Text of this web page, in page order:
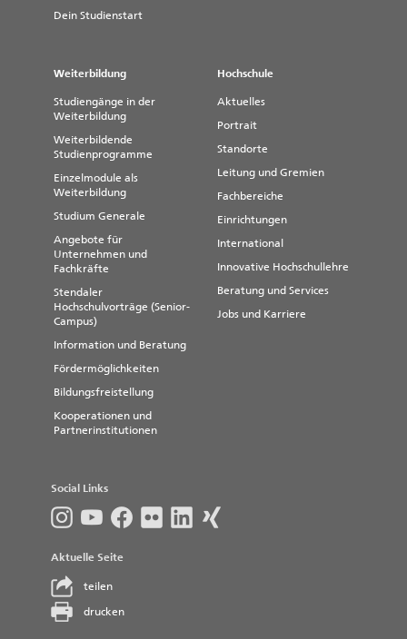
Dein Studienstart
Weiterbildung
Studiengänge in der
Weiterbildung
Weiterbildende
Studienprogramme
Einzelmodule als
Weiterbildung
Studium Generale
Angebote für
Unternehmen und
Fachkräfte
Stendaler
Hochschulvorträge (Senior-
Campus)
Information und Beratung
Fördermöglichkeiten
Bildungsfreistellung
Kooperationen und
Partnerinstitutionen
Hochschule
Aktuelles
Portrait
Standorte
Leitung und Gremien
Fachbereiche
Einrichtungen
International
Innovative Hochschullehre
Beratung und Services
Jobs und Karriere
Social Links
Aktuelle Seite
teilen
drucken